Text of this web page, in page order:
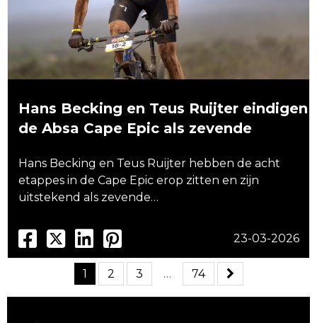
Hans Becking en Teus Ruijter eindigen
de Absa Cape Epic als zevende
Hans Becking en Teus Ruijter hebben de acht
etappes in de Cape Epic erop zitten en zijn
uitstekend als zevende…
23-03-2026
1 2 3 … 74